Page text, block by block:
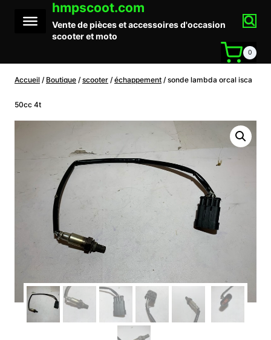
contenu
hmpscoot.com
Vente de pièces et accessoires d'occasion
scooter et moto
0
Accueil / Boutique / scooter / échappement / sonde lambda orcal isca
50cc 4t